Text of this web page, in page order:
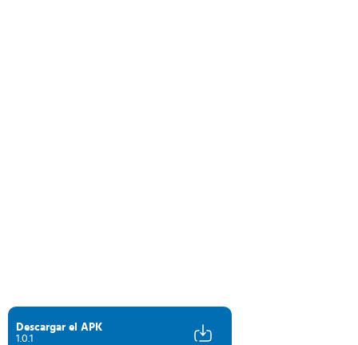
Descargar el APK
1.0.1